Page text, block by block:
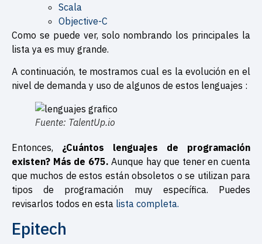
Scala
Objective-C
Como se puede ver, solo nombrando los principales la
lista ya es muy grande.
A continuación, te mostramos cual es la evolución en el
nivel de demanda y uso de algunos de estos lenguajes :
Fuente: TalentUp.io
Entonces, ¿Cuántos lenguajes de programación
existen? Más de 675. Aunque hay que tener en cuenta
que muchos de estos están obsoletos o se utilizan para
tipos de programación muy específica. Puedes
revisarlos todos en esta lista completa.
Epitech